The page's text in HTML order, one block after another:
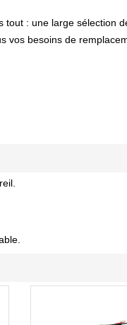
tout : une large sélection
vos besoins de